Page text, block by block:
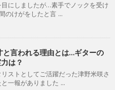
にしましたが…素手でノックを受け
のけがをしたと言 ...
と言われる理由とは…ギターの
は？
ストとしてご活躍だった津野米咲さ
一報がありました ...